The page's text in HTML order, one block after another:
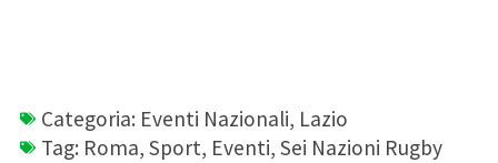
Categoria: Eventi Nazionali, Lazio
Tag: Roma, Sport, Eventi, Sei Nazioni Rugby